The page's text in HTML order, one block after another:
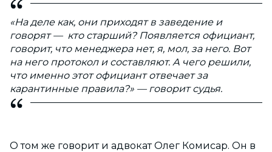
«На деле как, они приходят в заведение и
говорят — кто старший? Появляется официант,
говорит, что менеджера нет, я, мол, за него. Вот
на него протокол и составляют. А чего решили,
что именно этот официант отвечает за
карантинные правила?» — говорит судья.
О том же говорит и адвокат Олег Комисар. Он в